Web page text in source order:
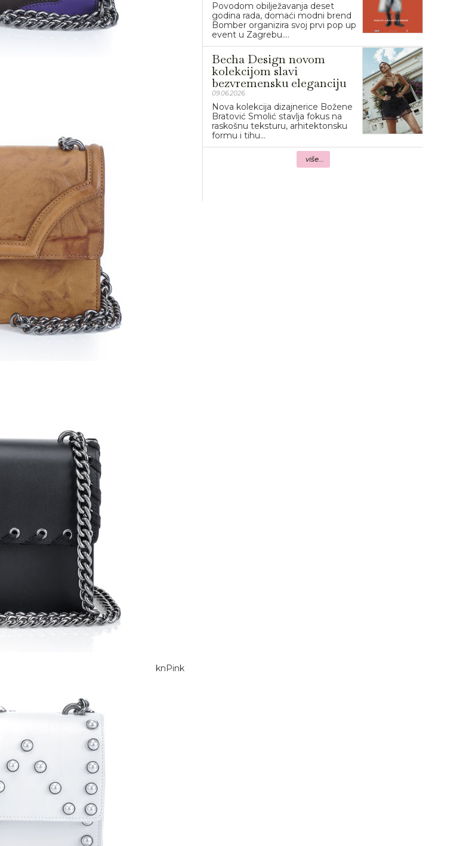
knPink
Povodom obilježavanja deset
godina rada, domaći modni brend
Bomber organizira svoj prvi pop up
event u Zagrebu....
Becha Design novom
kolekcijom slavi
bezvremensku eleganciju
09.06.2026.
Nova kolekcija dizajnerice Božene
Bratović Smolić stavlja fokus na
raskošnu teksturu, arhitektonsku
formu i tihu...
više...